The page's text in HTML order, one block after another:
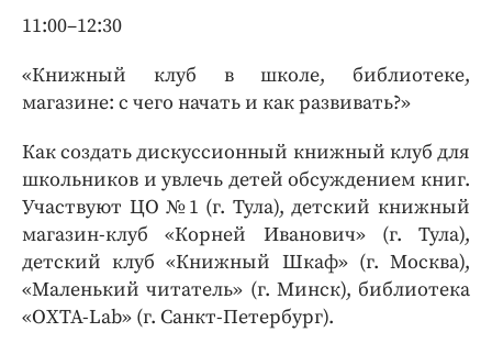
11:00–12:30
«Книжный клуб в школе, библиотеке,
магазине: с чего начать и как развивать?»
Как создать дискуссионный книжный клуб для
школьников и увлечь детей обсуждением книг.
Участвуют ЦО №1 (г. Тула), детский книжный
магазин-клуб «Корней Иванович» (г. Тула),
детский клуб «Книжный Шкаф» (г. Москва),
«Маленький читатель» (г. Минск), библиотека
«OХТА-Lab» (г. Санкт-Петербург).